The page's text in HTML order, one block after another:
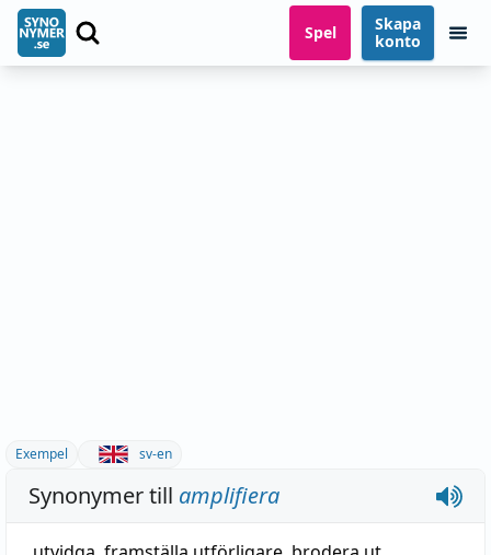
Spel
Skapa
konto
Exempel sv-en
Synonymer till amplifiera